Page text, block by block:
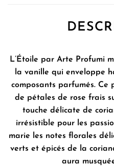
L’Étoile par Arte Profumi
la vanille qui enveloppe
composants parfumés. Ce
de pétales de rose frais
touche délicate de
irrésistible pour les
marie les notes florales
verts et épicés de la
aura